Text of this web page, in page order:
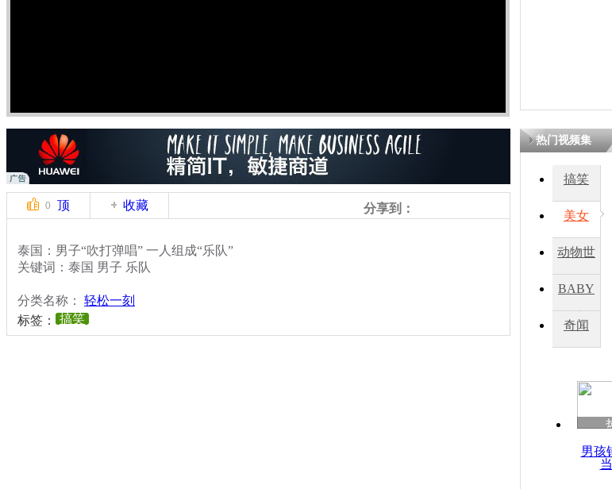
0 顶 收藏 分享到：
泰国：男子“吹打弹唱” 一人组成“乐队”
关键词：泰国 男子 乐队
分类名称： 轻松一刻
标签：
搞笑
热门视频集
搞笑
美女
动物世
BABY
秀
奇闻
男孩